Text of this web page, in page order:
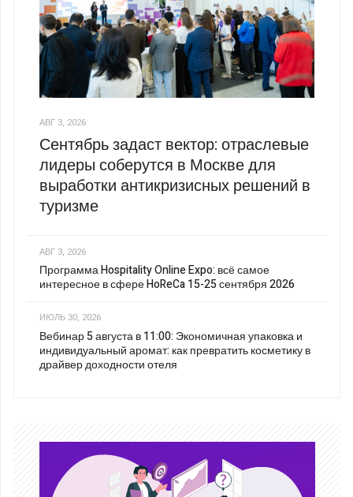
АВГ 3, 2026
Сентябрь задаст вектор: отраслевые
лидеры соберутся в Москве для
выработки антикризисных решений в
туризме
АВГ 3, 2026
Программа Hospitality Online Expo: всё самое
интересное в сфере HoReCa 15-25 сентября 2026
ИЮЛЬ 30, 2026
Вебинар 5 августа в 11:00: Экономичная упаковка и
индивидуальный аромат: как превратить косметику в
драйвер доходности отеля